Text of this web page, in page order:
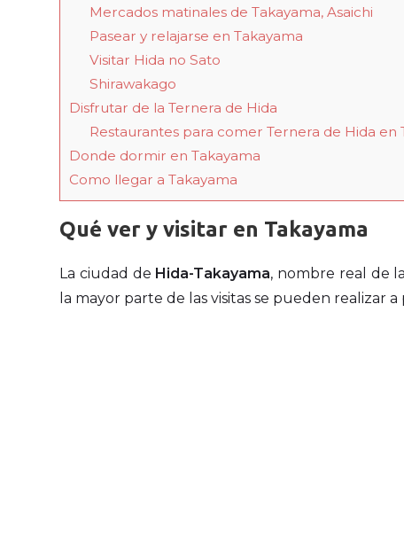
Mercados matinales de Takayama, Asaichi
Pasear y relajarse en Takayama
Visitar Hida no Sato
Shirawakago
Disfrutar de la Ternera de Hida
Restaurantes para comer Ternera de Hida en
Donde dormir en Takayama
Como llegar a Takayama
Qué ver y visitar en Takayama
La ciudad de Hida-Takayama, nombre real de
la mayor parte de las visitas se pueden realizar a